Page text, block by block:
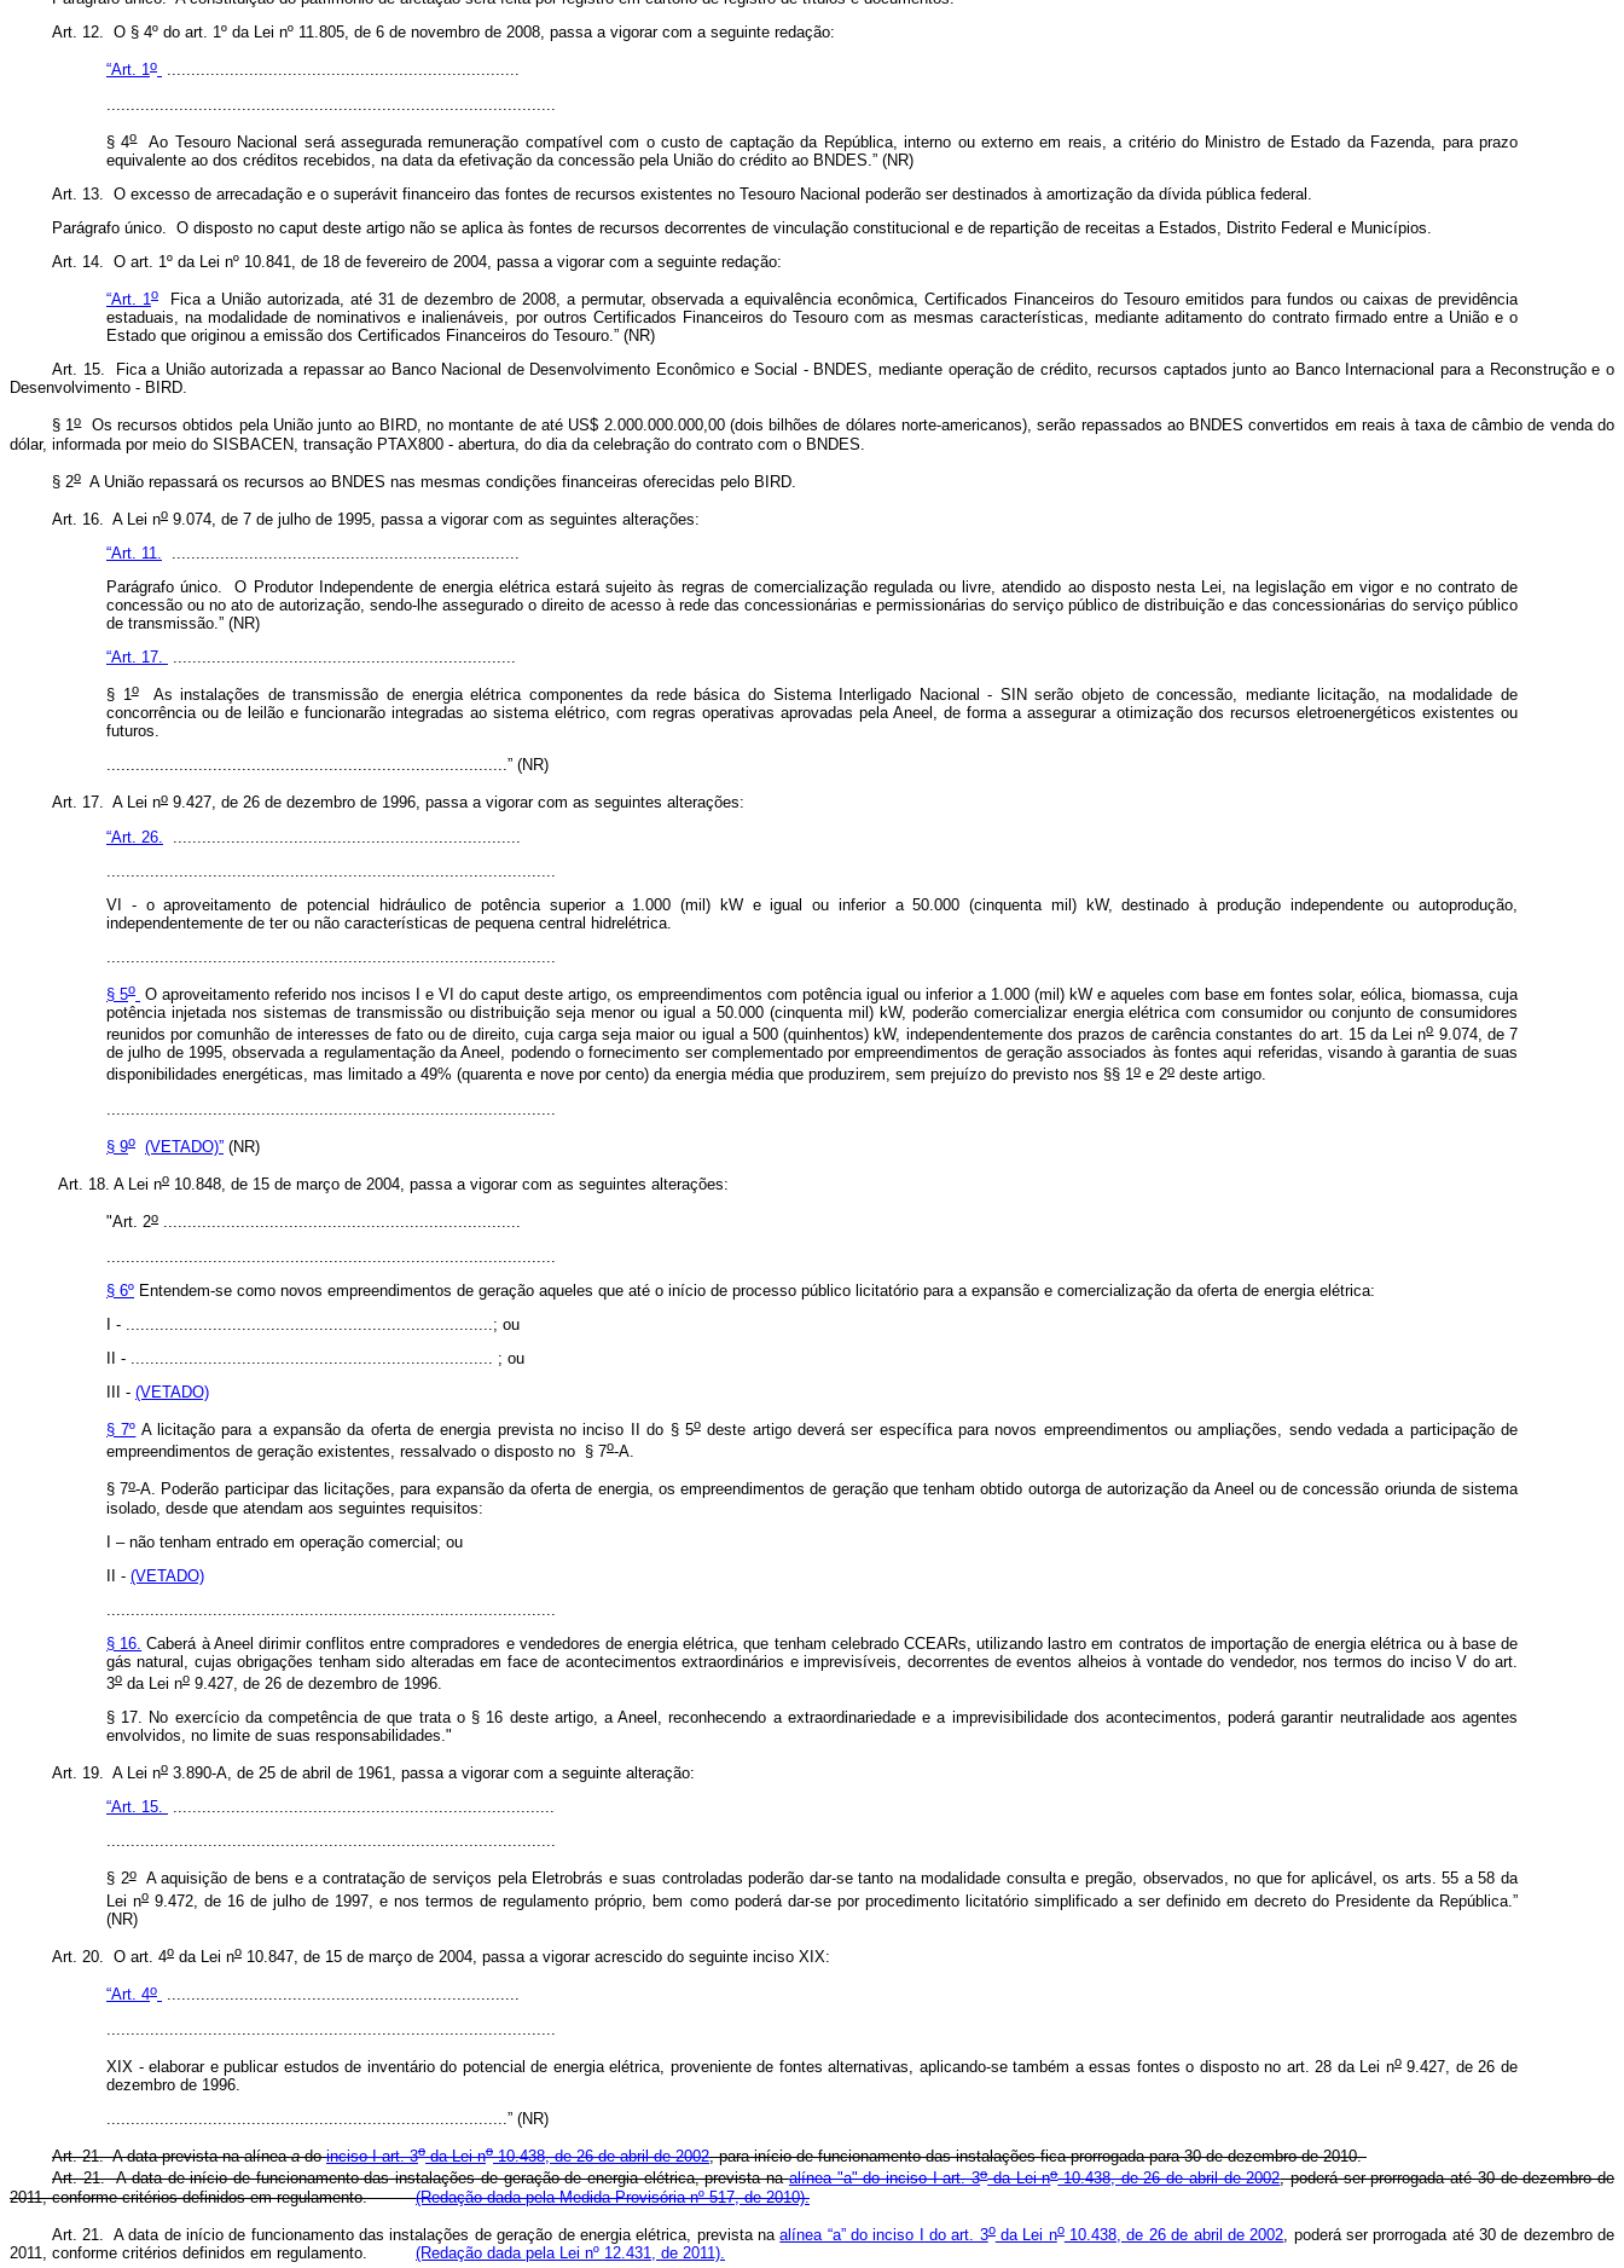
Art. 12. O § 4º do art. 1º da Lei nº 11.805, de 6 de novembro de 2008, passa a vigorar com a seguinte redação:
“Art. 1o
.........................................................................
§ 4oAo Tesouro Nacional será assegurada remuneração compatível com o custo de captação da República, interno ou externo em reais, a critério do Ministro de Estado da Fazenda, para prazo
equivalente ao dos créditos recebidos, na data da efetivação da concessão pela União do crédito ao BNDES.” (NR)
Art. 13. O excesso de arrecadação e o superávit financeiro das fontes de recursos existentes no Tesouro Nacional poderão ser destinados à amortização da dívida pública federal.
Parágrafo único. O disposto no caput deste artigo não se aplica às fontes de recursos decorrentes de vinculação constitucional e de repartição de receitas a Estados, Distrito Federal e Municípios.
Art. 14. O art. 1º da Lei nº 10.841, de 18 de fevereiro de 2004, passa a vigorar com a seguinte redação:
“Art. 1oFica a União autorizada, até 31 de dezembro de 2008, a permutar, observada a equivalência econômica, Certificados Financeiros do Tesouro emitidos para fundos ou caixas de previdência
estaduais, na modalidade de nominativos e inalienáveis, por outros Certificados Financeiros do Tesouro com as mesmas características, mediante aditamento do contrato firmado entre a União e o
Estado que originou a emissão dos Certificados Financeiros do Tesouro.” (NR)
Art. 15. Fica a União autorizada a repassar ao Banco Nacional de Desenvolvimento Econômico e Social - BNDES, mediante operação de crédito, recursos captados junto ao Banco Internacional para a Reconstrução e o
Desenvolvimento - BIRD.
§ 1oOs recursos obtidos pela União junto ao BIRD, no montante de até US$ 2.000.000.000,00 (dois bilhões de dólares norte-americanos), serão repassados ao BNDES convertidos em reais à taxa de câmbio de venda do
dólar, informada por meio do SISBACEN, transação PTAX800 - abertura, do dia da celebração do contrato com o BNDES.
§ 2o A União repassará os recursos ao BNDES nas mesmas condições financeiras oferecidas pelo BIRD.
Art. 16. A Lei no 9.074, de 7 de julho de 1995, passa a vigorar com as seguintes alterações:
“Art. 11. ........................................................................
Parágrafo único. O Produtor Independente de energia elétrica estará sujeito às regras de comercialização regulada ou livre, atendido ao disposto nesta Lei, na legislação em vigor e no contrato de
concessão ou no ato de autorização, sendo-lhe assegurado o direito de acesso à rede das concessionárias e permissionárias do serviço público de distribuição e das concessionárias do serviço público
de transmissão.” (NR)
“Art. 17.
.......................................................................
§ 1oAs instalações de transmissão de energia elétrica componentes da rede básica do Sistema Interligado Nacional - SIN serão objeto de concessão, mediante licitação, na modalidade de
concorrência ou de leilão e funcionarão integradas ao sistema elétrico, com regras operativas aprovadas pela Aneel, de forma a assegurar a otimização dos recursos eletroenergéticos existentes ou
futuros.
...................................................................................” (NR)
Art. 17. A Lei no 9.427, de 26 de dezembro de 1996, passa a vigorar com as seguintes alterações:
“Art. 26.
VI - o aproveitamento de potencial hidráulico de potência superior a 1.000 (mil) kW e igual ou inferior a 50.000 (cinquenta mil) kW, destinado à produção independente ou autoprodução,
independentemente de ter ou não características de pequena central hidrelétrica.
§ 5o O aproveitamento referido nos incisos I e VI do caput deste artigo, os empreendimentos com potência igual ou inferior a 1.000 (mil) kW e aqueles com base em fontes solar, eólica, biomassa, cuja
potência injetada nos sistemas de transmissão ou distribuição seja menor ou igual a 50.000 (cinquenta mil) kW, poderão comercializar energia elétrica com consumidor ou conjunto de consumidores
reunidos por comunhão de interesses de fato ou de direito, cuja carga seja maior ou igual a 500 (quinhentos) kW, independentemente dos prazos de carência constantes do art. 15 da Lei no9.074, de 7
de julho de 1995, observada a regulamentação da Aneel, podendo o fornecimento ser complementado por empreendimentos de geração associados às fontes aqui referidas, visando à garantia de suas
disponibilidades energéticas, mas limitado a 49% (quarenta e nove por cento) da energia média que produzirem, sem prejuízo do previsto nos §§ 1o e 2o deste artigo.
§ 9o (VETADO)” (NR)
Art. 18. A Lei no 10.848, de 15 de março de 2004, passa a vigorar com as seguintes alterações:
"Art. 2o ..........................................................................
§ 6º Entendem-se como novos empreendimentos de geração aqueles que até o início de processo público licitatório para a expansão e comercialização da oferta de energia elétrica:
I - ............................................................................; ou
II - ........................................................................... ; ou
III - (VETADO)
§ 7º A licitação para a expansão da oferta de energia prevista no inciso II do § 5odeste artigo deverá ser específica para novos empreendimentos ou ampliações, sendo vedada a participação de
empreendimentos de geração existentes, ressalvado o disposto no § 7o-A.
§ 7o-A. Poderão participar das licitações, para expansão da oferta de energia, os empreendimentos de geração que tenham obtido outorga de autorização da Aneel ou de concessão oriunda de sistema
isolado, desde que atendam aos seguintes requisitos:
I – não tenham entrado em operação comercial; ou
II - (VETADO)
§ 16. Caberá à Aneel dirimir conflitos entre compradores e vendedores de energia elétrica, que tenham celebrado CCEARs, utilizando lastro em contratos de importação de energia elétrica ou à base de
gás natural, cujas obrigações tenham sido alteradas em face de acontecimentos extraordinários e imprevisíveis, decorrentes de eventos alheios à vontade do vendedor, nos termos do inciso V do art.
3o da Lei no 9.427, de 26 de dezembro de 1996.
§ 17. No exercício da competência de que trata o § 16 deste artigo, a Aneel, reconhecendo a extraordinariedade e a imprevisibilidade dos acontecimentos, poderá garantir neutralidade aos agentes
envolvidos, no limite de suas responsabilidades."
Art. 19. A Lei no 3.890-A, de 25 de abril de 1961, passa a vigorar com a seguinte alteração:
“Art. 15.
...............................................................................
.............................................................................................
§ 2oA aquisição de bens e a contratação de serviços pela Eletrobrás e suas controladas poderão dar-se tanto na modalidade consulta e pregão, observados, no que for aplicável, os arts. 55 a 58 da
Lei no 9.472, de 16 de julho de 1997, e nos termos de regulamento próprio, bem como poderá dar-se por procedimento licitatório simplificado a ser definido em decreto do Presidente da República.”
(NR)
Art. 20. O art. 4o da Lei no 10.847, de 15 de março de 2004, passa a vigorar acrescido do seguinte inciso XIX:
“Art. 4o
.........................................................................
XIX - elaborar e publicar estudos de inventário do potencial de energia elétrica, proveniente de fontes alternativas, aplicando-se também a essas fontes o disposto no art. 28 da Lei no9.427, de 26 de
dezembro de 1996.
...................................................................................” (NR)
Art. 21. A data prevista na alíneaadoinciso I art. 3oda Lei no10.438, de 26 de abril de 2002, para início de funcionamento das instalações fica prorrogada para 30 de dezembro de 2010.
Art. 21. A data de início de funcionamento das instalações de geração de energia elétrica, prevista naalínea "a" do inciso I art. 3oda Lei no10.438, de 26 de abril de 2002, poderá ser prorrogada até 30 de dezembro de
2011, conforme critérios definidos em regulamento.(Redação dada pela Medida Provisória nº 517, de 2010).
Art. 21. A data de início de funcionamento das instalações de geração de energia elétrica, prevista naalínea “a” do inciso I do art. 3oda Lei no10.438, de 26 de abril de 2002, poderá ser prorrogada até 30 de dezembro de
2011, conforme critérios definidos em regulamento. (Redação dada pela Lei nº 12.431, de 2011).